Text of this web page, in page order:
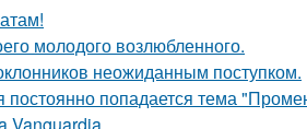
молодого возлюбленного.
неожиданным поступком.
попадается тема